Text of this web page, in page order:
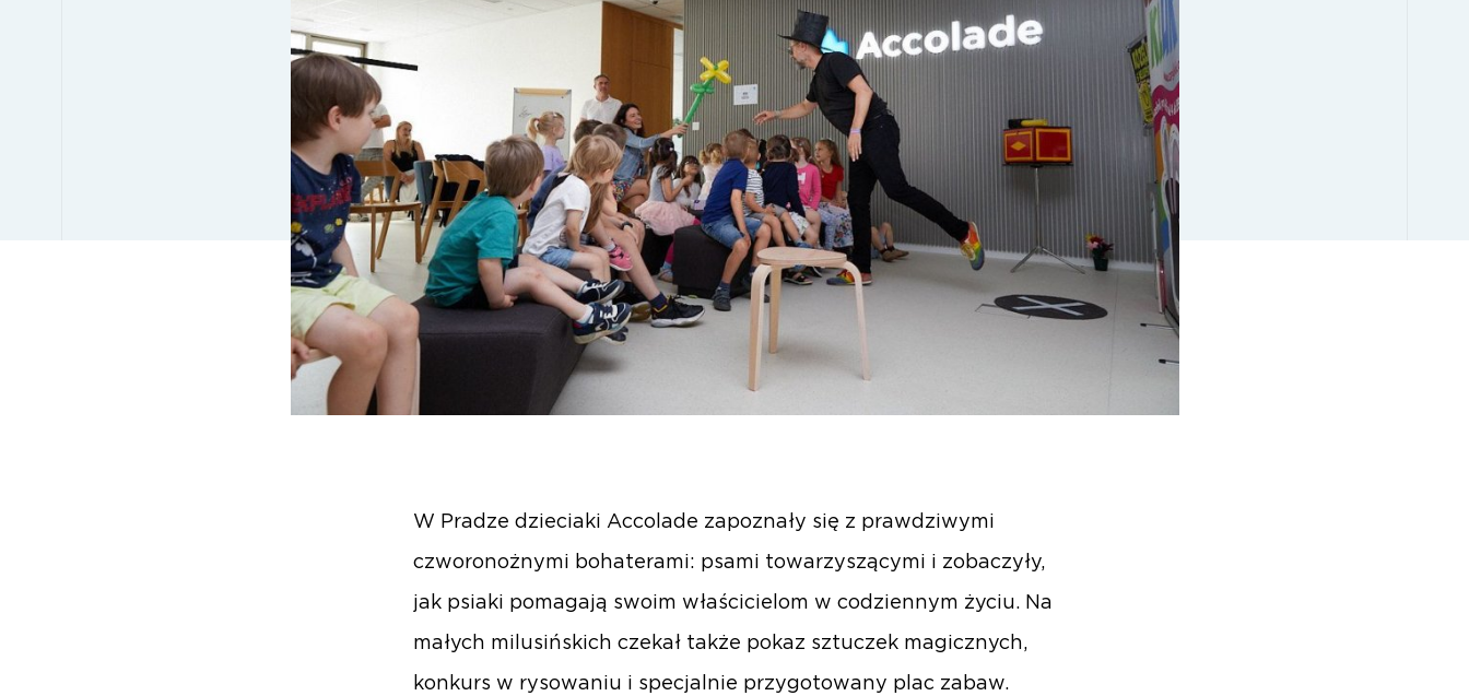
W Pradze dzieciaki Accolade zapoznały się z prawdziwymi
czworonożnymi bohaterami: psami towarzyszącymi i zobaczyły,
jak psiaki pomagają swoim właścicielom w codziennym życiu. Na
małych milusińskich czekał także pokaz sztuczek magicznych,
konkurs w rysowaniu i specjalnie przygotowany plac zabaw.